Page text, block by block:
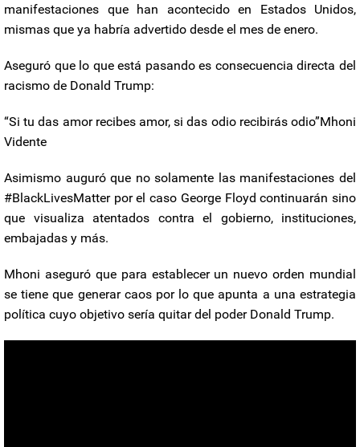
manifestaciones que han acontecido en Estados Unidos,
mismas que ya habría advertido desde el mes de enero.
Aseguró que lo que está pasando es consecuencia directa del
racismo de Donald Trump:
“Si tu das amor recibes amor, si das odio recibirás odio”Mhoni
Vidente
Asimismo auguró que no solamente las manifestaciones del
#BlackLivesMatter por el caso George Floyd continuarán sino
que visualiza atentados contra el gobierno, instituciones,
embajadas y más.
Mhoni aseguró que para establecer un nuevo orden mundial
se tiene que generar caos por lo que apunta a una estrategia
política cuyo objetivo sería quitar del poder Donald Trump.